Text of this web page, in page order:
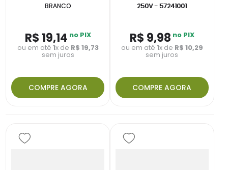
BRANCO
R$ 19,14 no PIX
ou em até 1x de R$ 19,73
sem juros
COMPRE AGORA
250V - 57241001
R$ 9,98 no PIX
ou em até 1x de R$ 10,29
sem juros
COMPRE AGORA